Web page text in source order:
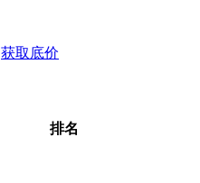
获取底价
排名